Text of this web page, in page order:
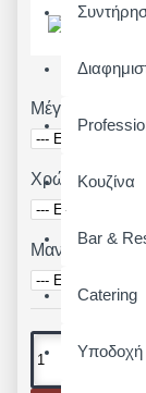
Κουζίνα
Bar &
Catering
Υποδοχή
Μέγεθος
Χρώμα
Μανίκι